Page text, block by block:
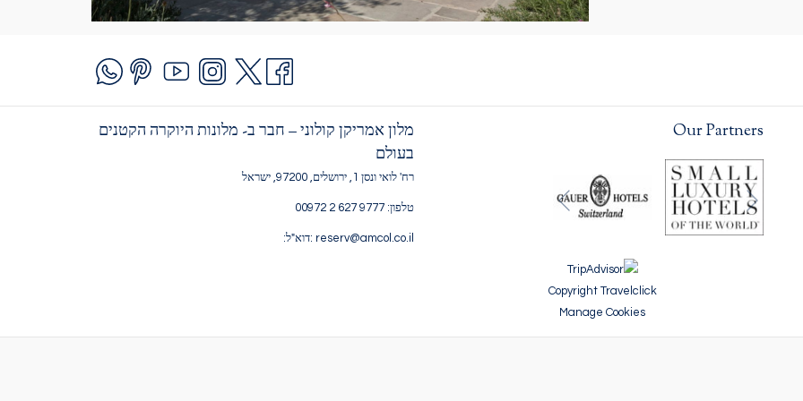
מלון אמריקן קולוני – חבר ב- מלונות היוקרה הקטנים
בעולם
רח' לואי ונסן 1, ירושלים, 97200, ישראל
טלפון: 9777 627 2 00972
reserv@amcol.co.il :דוא"ל:
Our Partners
הקודם
הבא
Copyright Travelclick
Manage Cookies